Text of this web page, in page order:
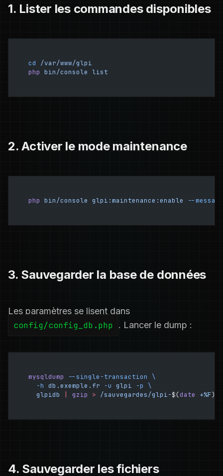
1. Lister les commandes disponibles
cd
/var/www/glpi
php bin/console list
2. Activer le mode maintenance
php bin/console glpi:maintenance:enable --
3. Sauvegarder la base de données
Les paramètres se lisent dans
config/config_db.php . Lancer le dump :
mysqldump --single-transaction
\
  -h
db.exemple.fr -u glpi -p
\
  glpidb
gzip > /sauvegardes/glpi-$(date +%F)
4. Sauvegarder les fichiers